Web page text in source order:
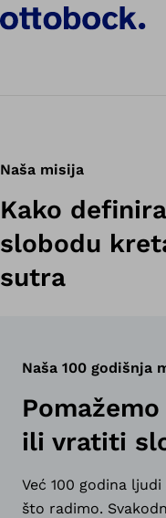
Javite nam se!
Naša misija
Kako
slobodu
sutra
Naša 100 godišnja
ili vratiti
Već 100 godina
što radimo.